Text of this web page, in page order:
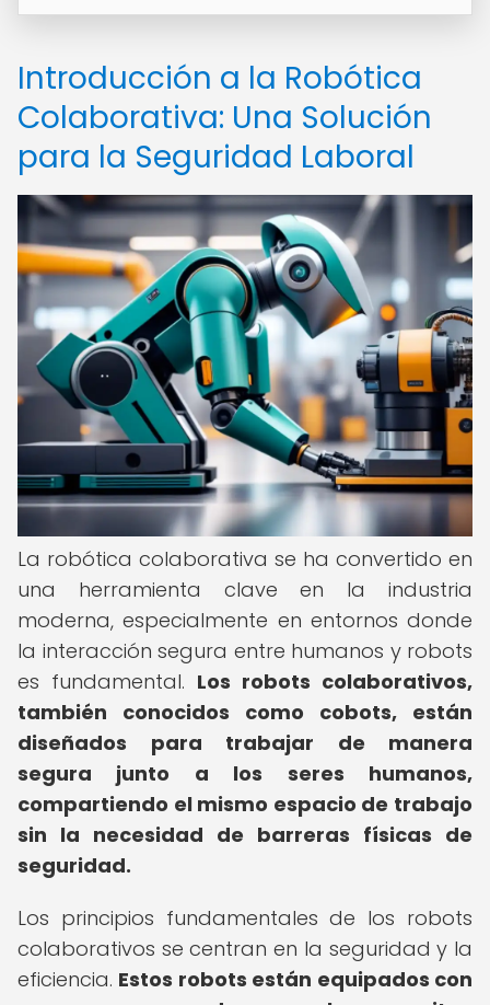
Introducción a la Robótica
Colaborativa: Una Solución
para la Seguridad Laboral
La robótica colaborativa se ha convertido en
una herramienta clave en la industria
moderna, especialmente en entornos donde
la interacción segura entre humanos y robots
es fundamental. Los robots colaborativos,
también conocidos como cobots, están
diseñados para trabajar de manera
segura junto a los seres humanos,
compartiendo el mismo espacio de trabajo
sin la necesidad de barreras físicas de
seguridad.
Los principios fundamentales de los robots
colaborativos se centran en la seguridad y la
eficiencia. Estos robots están equipados con